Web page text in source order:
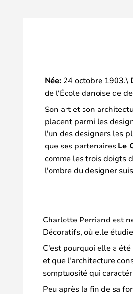
Née: 24 octobre 1903.\
de l'École danoise de
Son art et son
placent parmi les
l'un des designers les
que ses partenaires Le
comme les trois doigts
l'ombre du designer
Charlotte Perriand est
Décoratifs, où elle
C'est pourquoi elle a
et que l'architecture
somptuosité qui
Peu après la fin de sa